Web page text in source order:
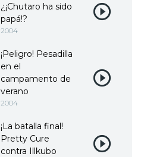
¿¡Chutaro ha sido
papá!?
2004
¡Peligro! Pesadilla
en el
campamento de
verano
2004
¡La batalla final!
Pretty Cure
contra Illkubo